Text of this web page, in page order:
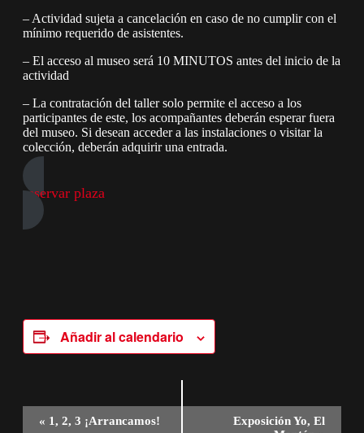
– Actividad sujeta a cancelación en caso de no cumplir con el
mínimo requerido de asistentes.
– El acceso al museo será 10 MINUTOS antes del inicio de la
actividad
– La contratación del taller solo permite el acceso a los
participantes de este, los acompañantes deberán esperar fuera
del museo. Si desean acceder a las instalaciones o visitar la
colección, deberán adquirir una entrada.
reservar plaza
Añadir al calendario
Navegación
« 1, 2, 3 ¡Arrancamos!
Exposición Yo, El